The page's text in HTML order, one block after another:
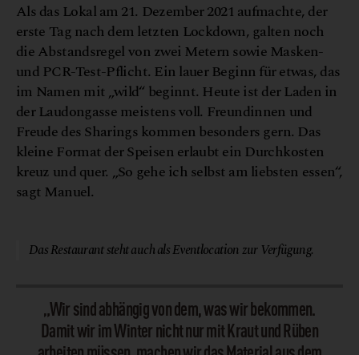
Als das Lokal am 21. Dezember 2021 aufmachte, der
erste Tag nach dem letzten Lockdown, galten noch
die Abstandsregel von zwei Metern sowie Masken-
und PCR-Test-Pflicht. Ein lauer Beginn für etwas, das
im Namen mit „wild“ beginnt. Heute ist der Laden in
der Laudongasse meistens voll. Freundinnen und
Freude des Sharings kommen besonders gern. Das
kleine Format der Speisen erlaubt ein Durchkosten
kreuz und quer. „So gehe ich selbst am liebsten essen“,
sagt Manuel.
Das Restaurant steht auch als Eventlocation zur Verfügung.
„Wir sind abhängig von dem, was wir bekommen.
Damit wir im Winter nicht nur mit Kraut und Rüben